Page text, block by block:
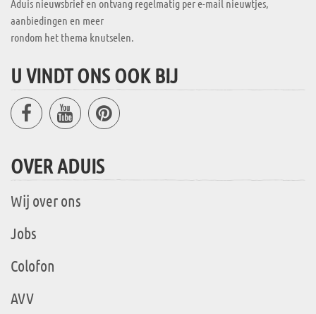
Aduis nieuwsbrief en ontvang regelmatig per e-mail nieuwtjes,
aanbiedingen en meer
rondom het thema knutselen.
U VINDT ONS OOK BIJ
OVER ADUIS
Wij over ons
Jobs
Colofon
AVV